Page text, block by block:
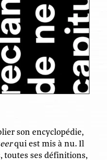
son encyclopédie,
qui est mis à nu. Il
toutes ses définitions,